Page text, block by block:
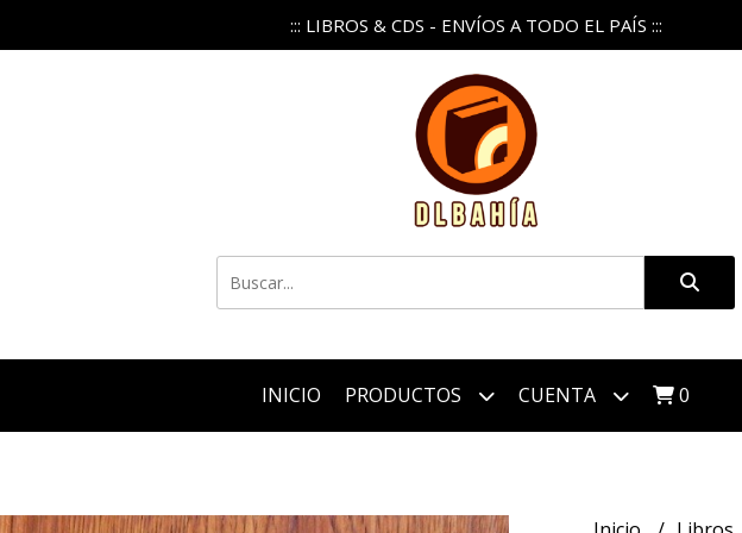
::: LIBROS & CDS - ENVÍOS A TODO EL PAÍS :::
INICIO PRODUCTOS CUENTA 0